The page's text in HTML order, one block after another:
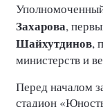
Захарова,
Шайхутдинов,
министерств и
Перед началом
стадион